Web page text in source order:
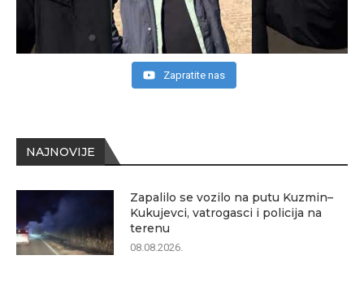
NAJNOVIJE
Zapalilo se vozilo na putu Kuzmin–
Kukujevci, vatrogasci i policija na
terenu
08.08.2026.
Zapratite nas